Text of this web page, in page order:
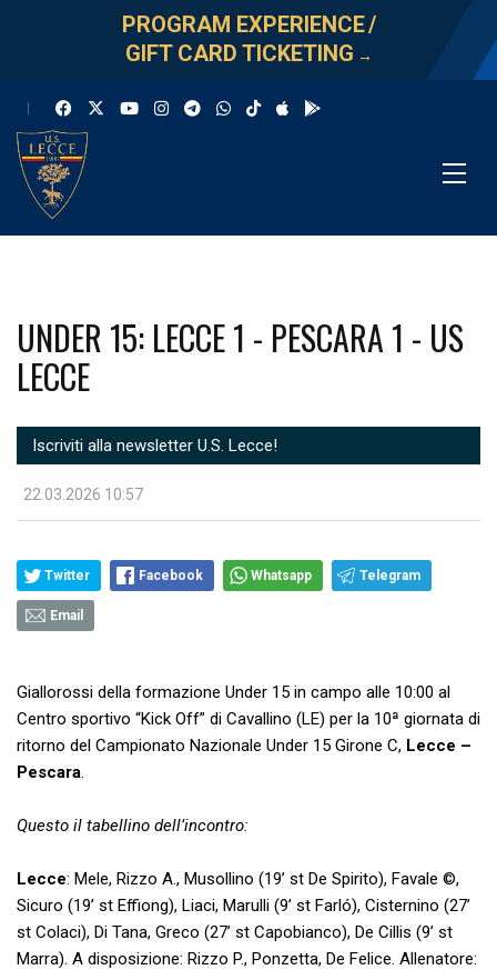
PROGRAM EXPERIENCE/
GIFT CARD TICKETING →
UNDER 15: LECCE 1 - PESCARA 1 - US
LECCE
Iscriviti alla newsletter U.S. Lecce!
22.03.2026 10:57
Twitter Facebook Whatsapp Telegram
Email
Giallorossi della formazione Under 15 in campo alle 10:00 al
Centro sportivo “Kick Off” di Cavallino (LE) per la 10ª giornata di
ritorno del Campionato Nazionale Under 15 Girone C, Lecce –
Pescara
Questo il tabellino dell’incontro:
Lecce: Mele, Rizzo A., Musollino (19’ st De Spirito), Favale ©,
Sicuro (19’ st Effiong), Liaci, Marulli (9’ st Farló), Cisternino (27’
st Colaci), Di Tana, Greco (27’ st Capobianco), De Cillis (9’ st
Marra). A disposizione: Rizzo P., Ponzetta, De Felice. Allenatore: